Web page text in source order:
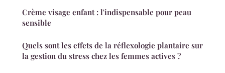
Crème visage enfant : l'indispensable pour peau
sensible
Quels sont les effets de la réflexologie plantaire sur
la gestion du stress chez les femmes actives ?